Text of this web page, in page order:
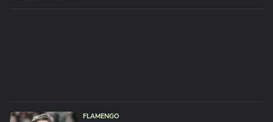
FLAMENGO